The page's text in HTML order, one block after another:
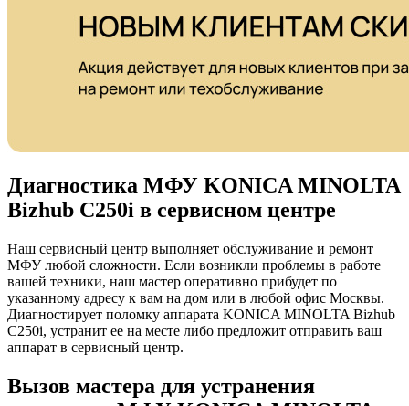
Диагностика МФУ KONICA MINOLTA
Bizhub C250i в сервисном центре
Наш сервисный центр выполняет обслуживание и ремонт
МФУ любой сложности. Если возникли проблемы в работе
вашей техники, наш мастер оперативно прибудет по
указанному адресу к вам на дом или в любой офис Москвы.
Диагностирует поломку аппарата KONICA MINOLTA Bizhub
C250i, устранит ее на месте либо предложит отправить ваш
аппарат в сервисный центр.
Вызов мастера для устранения